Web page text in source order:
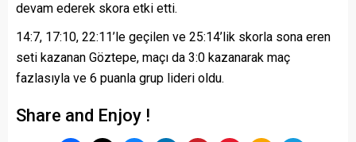
devam ederek skora etki etti.
14:7, 17:10, 22:11’le geçilen ve 25:14’lik skorla sona eren
seti kazanan Göztepe, maçı da 3:0 kazanarak maç
fazlasıyla ve 6 puanla grup lideri oldu.
Share and Enjoy !